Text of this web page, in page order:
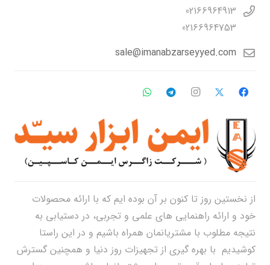
02166964913
02166964753
sale@imanabzarseyyed.com
از نخستین روز تا کنون بر آن بوده ایم که با ارائه محصولات
خود و ارائه راهنمایی های علمی و تجربی، در دستیابی به
نتیجه مطلوب با مشتریانمان همراه باشیم و در این راستا
کوشیدیم با بهره گیری از تجهیزات روز دنیا و همچنین گسترش